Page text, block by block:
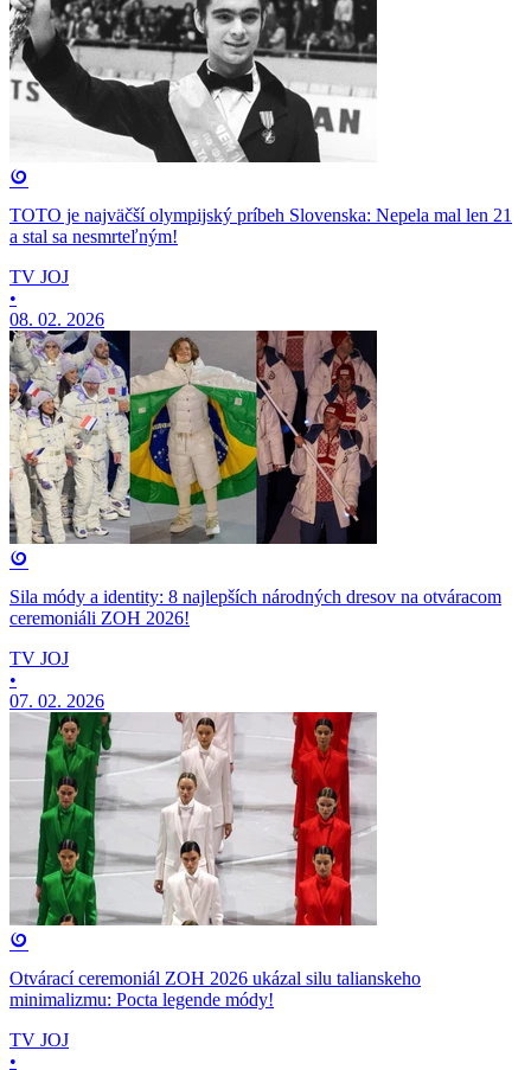
TOTO je najväčší olympijský príbeh Slovenska: Nepela mal len 21
a stal sa nesmrteľným!
TV JOJ
•
08. 02. 2026
Sila módy a identity: 8 najlepších národných dresov na otváracom
ceremoniáli ZOH 2026!
TV JOJ
•
07. 02. 2026
Otvárací ceremoniál ZOH 2026 ukázal silu talianskeho
minimalizmu: Pocta legende módy!
TV JOJ
•